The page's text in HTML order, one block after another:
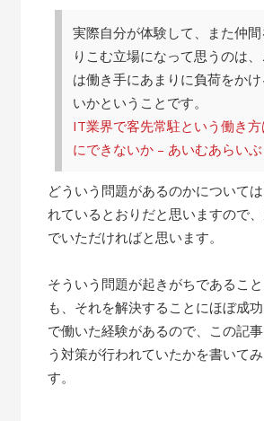
実際自分が体験して、また仲
りこむ立場になって思うのは
は働き手にあまりに負荷をか
いかということです。
IT業界で客先常駐という働き
にできないか – あいむあらいぶ
どういう問題があるのかについて
れているとおりだと思いますので
でいただければと思います。
そういう問題が起きがちであるこ
も、それを解決することにほぼ成
で働いた経験があるので、この記
う対策が行われていたかを書いて
す。